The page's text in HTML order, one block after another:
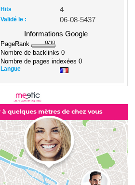
Hits 4
Validé le :
06-08-5437
Informations Google
PageRank
Nombre de backlinks 0
Nombre de pages indexées 0
Langue